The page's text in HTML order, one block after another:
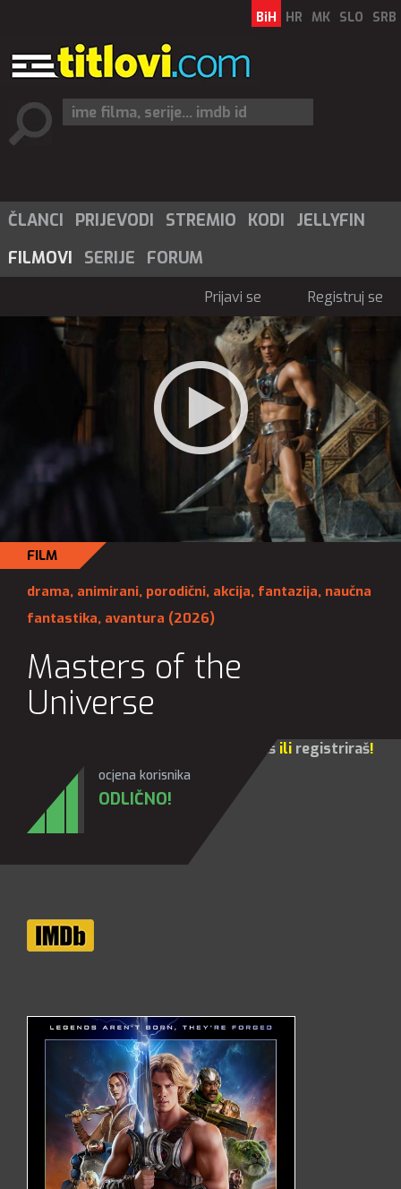
BiH HR MK SLO SRB
ČLANCI PRIJEVODI STREMIO KODI
JELLYFIN
FILMOVI
SERIJE FORUM
Prijavi se Registruj se
FILM
drama, animirani, porodični, akcija, fantazija, naučna
fantastika, avantura (2026)
Masters of the
Universe
prijaviš ili registriraš!
ocjena korisnika
ODLIČNO!